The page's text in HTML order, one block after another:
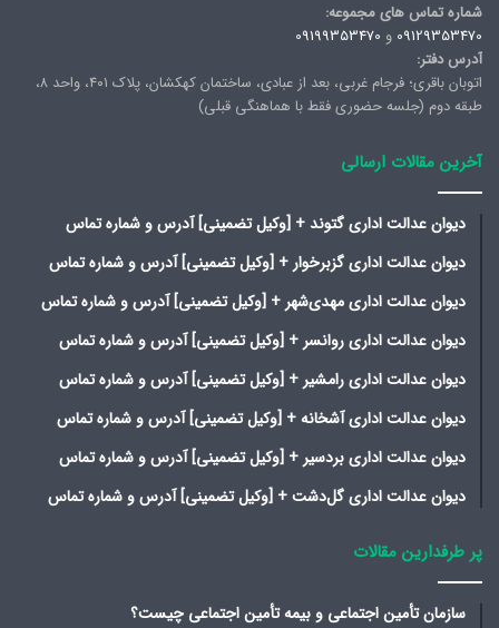
شماره تماس های مجموعه:
09129353470 و 09199353470
آدرس دفتر:
اتوبان باقری؛ فرجام غربی، بعد از عبادی، ساختمان کهکشان، پلاک ۴۰۱، واحد ۸،
طبقه دوم (جلسه حضوری فقط با هماهنگی قبلی)
آخرین مقالات ارسالی
دیوان عدالت اداری گتوند + [وکیل تضمینی] آدرس و شماره تماس
دیوان عدالت اداری گزبرخوار + [وکیل تضمینی] آدرس و شماره تماس
دیوان عدالت اداری مهدی‌شهر + [وکیل تضمینی] آدرس و شماره تماس
دیوان عدالت اداری روانسر + [وکیل تضمینی] آدرس و شماره تماس
دیوان عدالت اداری رامشیر + [وکیل تضمینی] آدرس و شماره تماس
دیوان عدالت اداری آشخانه + [وکیل تضمینی] آدرس و شماره تماس
دیوان عدالت اداری بردسیر + [وکیل تضمینی] آدرس و شماره تماس
دیوان عدالت اداری گل‌دشت + [وکیل تضمینی] آدرس و شماره تماس
پر طرفدارین مقالات
سازمان تأمین اجتماعی و بیمه تأمین اجتماعی چیست؟